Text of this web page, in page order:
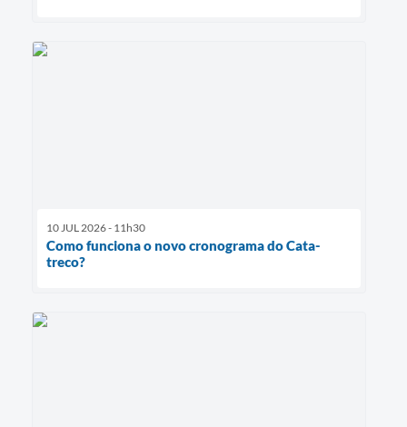
10 JUL 2026 - 11h30
Como funciona o novo cronograma do Cata-
treco?